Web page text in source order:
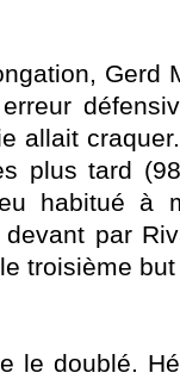
Gerd
allait
plus tard
habitué à
par
troisième
le doublé.